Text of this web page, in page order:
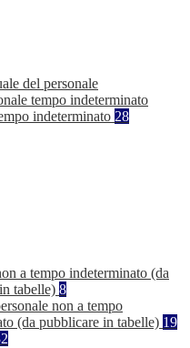
del personale
tempo indeterminato
indeterminato 28
a tempo indeterminato (da
tabelle) 8
non a tempo
(da pubblicare in tabelle) 19